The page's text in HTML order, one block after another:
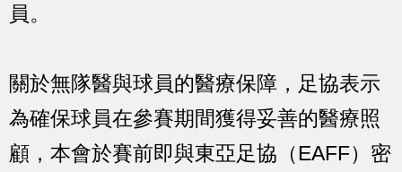
員。
關於無隊醫與球員的醫療保障，足協表示
為確保球員在參賽期間獲得妥善的醫療照
顧，本會於賽前即與東亞足協（EAFF）密